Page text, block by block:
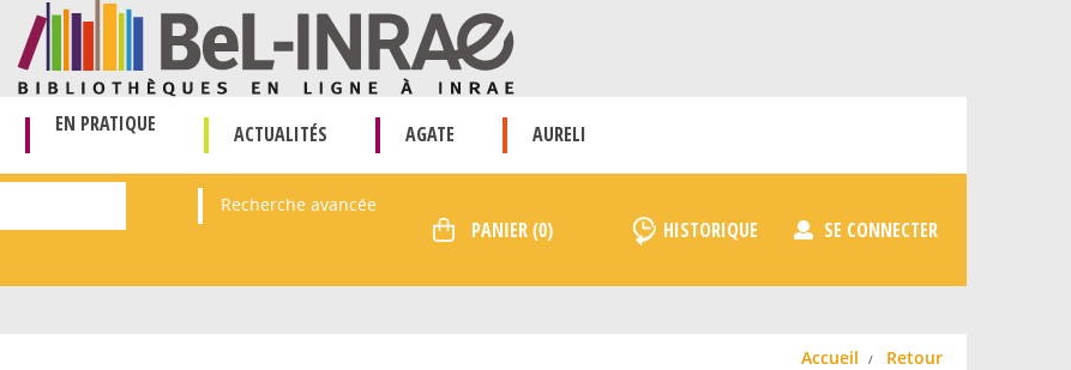
EN PRATIQUE ACTUALITÉS AGATE AURELI
Recherche avancée
HISTORIQUE SE CONNECTER
Accueil Retour